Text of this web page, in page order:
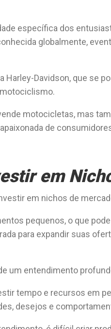
específica dos
globalmente,
Harley-Davidson, que se
motocicletas, mas
de
em
em nichos de
pequenos, o que
para expandir suas
um entendimento
tempo e recursos em
desejos e